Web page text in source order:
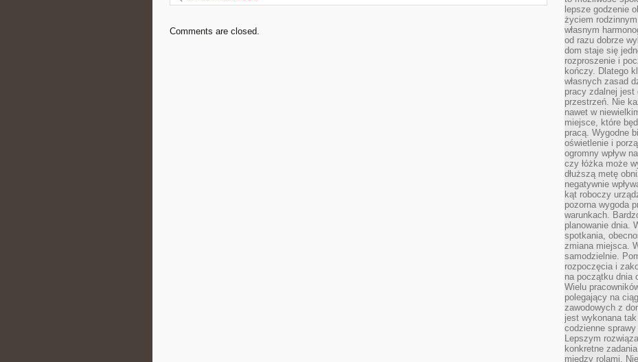
Comments are closed.
lepsze godzenie
życiem
własnym
od razu dobrze
dom staje się
rozproszenie i
kończy. Dlatego
własnych zasad
pracy zdalnej jest
przestrzeń. Nie
nawet w
miejsce, które
pracą. Wygodne
oświetlenie i
ogromny wpływ
czy łóżka może
dłuższą metę
negatywnie
kąt roboczy
pozorna wygoda
warunkach.
planowanie dnia.
spotkania,
zmiana miejsca.
samodzielnie.
rozpoczęcia i
na początku dnia
Wielu
polegający na
zawodowych z
jest wykonana
codzienne
Lepszym
konkretne
między rolami.